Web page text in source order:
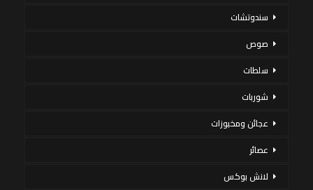
سندوتشات
صوص
سلطات
شوربات
عجائن ومخبوزات
عصائر
لانش بوكس